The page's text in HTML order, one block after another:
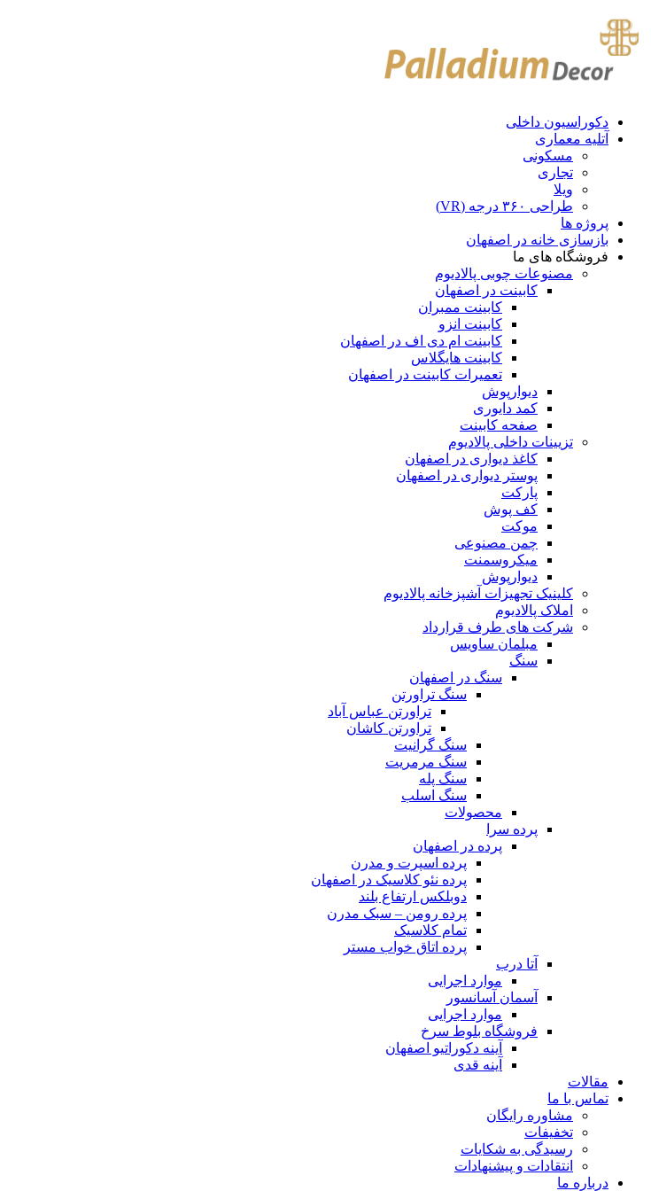
دکوراسیون داخلی
آتلیه معماری
مسکونی
تجاری
ویلا
طراحی ۳۶۰ درجه (VR)
پروژه ها
بازسازی خانه در اصفهان
فروشگاه های ما
مصنوعات چوبی پالادیوم
کابینت در اصفهان
کابینت ممبران
کابینت انزو
کابینت ام دی اف در اصفهان
کابینت هایگلاس
تعمیرات کابینت در اصفهان
دیوارپوش
کمد دایوری
صفحه کابینت
تزیینات داخلی پالادیوم
کاغذ دیواری در اصفهان
پوستر دیواری در اصفهان
پارکت
کف پوش
موکت
چمن مصنوعی
میکروسمنت
دیوارپوش
کلینیک تجهیزات آشپزخانه پالادیوم
املاک پالادیوم
شرکت های طرف قرارداد
مبلمان ساویس
سنگ
سنگ در اصفهان
سنگ تراورتن
تراورتن عباس آباد
تراورتن کاشان
سنگ گرانیت
سنگ مرمریت
سنگ پله
سنگ اسلب
محصولات
پرده سرا
پرده در اصفهان
پرده اسپرت و مدرن
پرده نئو کلاسیک​ در اصفهان
دوبلکس ارتفاع بلند
پرده رومن – سبک مدرن
تمام کلاسیک
پرده اتاق خواب مستر
آتا درب
موارد اجرایی
آسمان آسانسور
موارد اجرایی
فروشگاه بلوط سرخ
آینه دکوراتیو اصفهان
آینه قدی
مقالات
تماس با ما
مشاوره رایگان
تخفیفات
رسیدگی به شکایات
انتقادات و پیشنهادات
درباره ما